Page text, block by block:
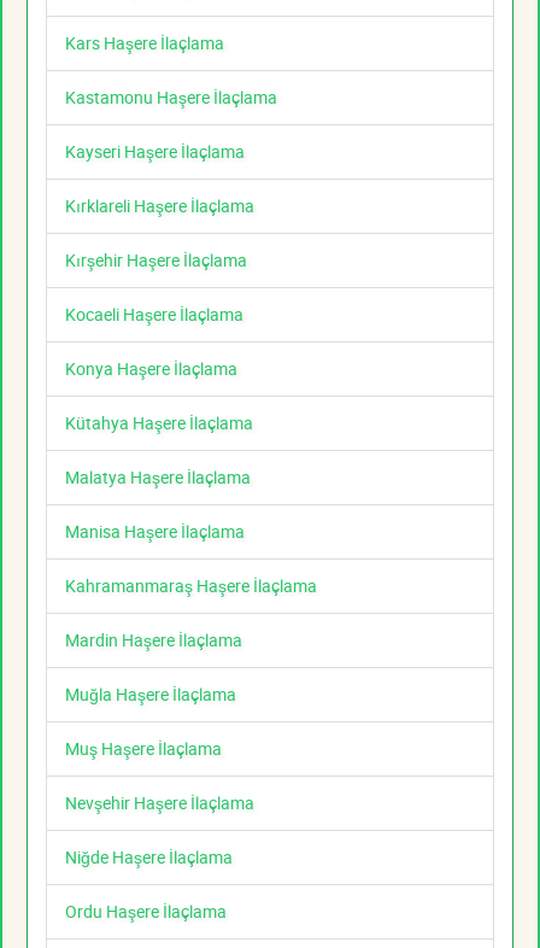
Kars Haşere İlaçlama
Kastamonu Haşere İlaçlama
Kayseri Haşere İlaçlama
Kırklareli Haşere İlaçlama
Kırşehir Haşere İlaçlama
Kocaeli Haşere İlaçlama
Konya Haşere İlaçlama
Kütahya Haşere İlaçlama
Malatya Haşere İlaçlama
Manisa Haşere İlaçlama
Kahramanmaraş Haşere İlaçlama
Mardin Haşere İlaçlama
Muğla Haşere İlaçlama
Muş Haşere İlaçlama
Nevşehir Haşere İlaçlama
Niğde Haşere İlaçlama
Ordu Haşere İlaçlama